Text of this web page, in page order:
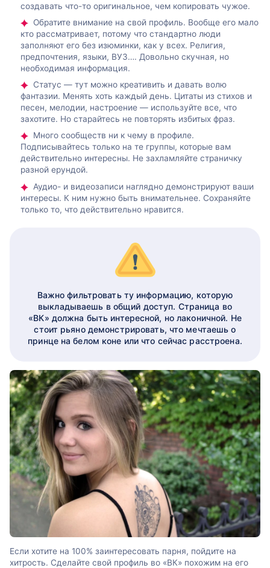
создавать что-то оригинальное, чем копировать чужое.
Обратите внимание на свой профиль. Вообще его мало
кто рассматривает, потому что стандартно люди
заполняют его без изюминки, как у всех. Религия,
предпочтения, языки, ВУЗ…. Довольно скучная, но
необходимая информация.
Статус — тут можно креативить и давать волю
фантазии. Менять хоть каждый день. Цитаты из стихов и
песен, мелодии, настроение — используйте все, что
захотите. Но старайтесь не повторять избитых фраз.
Много сообществ ни к чему в профиле.
Подписывайтесь только на те группы, которые вам
действительно интересны. Не захламляйте страничку
разной ерундой.
Аудио- и видеозаписи наглядно демонстрируют ваши
интересы. К ним нужно быть внимательнее. Сохраняйте
только то, что действительно нравится.
Важно фильтровать ту информацию, которую
выкладываешь в общий доступ. Страница во
«ВК» должна быть интересной, но лаконичной. Не
стоит рьяно демонстрировать, что мечтаешь о
принце на белом коне или что сейчас расстроена.
Если хотите на 100% заинтересовать парня, пойдите на
хитрость. Сделайте свой профиль во «ВК» похожим на его